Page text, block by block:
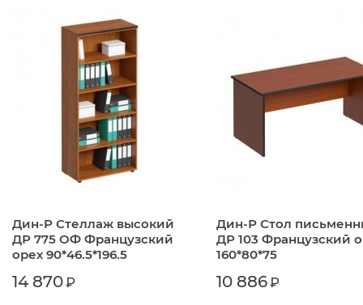
собираются из качественных и
безопасных для здоровья
комплектующих.
Мы внимательно следим за тенденциями
рынка и выбираем только лучших
поставщиков.
Отдел технического контроля отвечает
за полное соответствие моделей всем
существующим нормам и стандартам
на себя гарантийные обязательства
перед покупателем.
Гарантия: 24 месяца
Дин-Р Стеллаж высокий
ДР 775 ОФ Французский
орех 90*46.5*196.5
14 870₽
Дин-Р Стол
ДР 103 Французский
160*80*75
10 886₽